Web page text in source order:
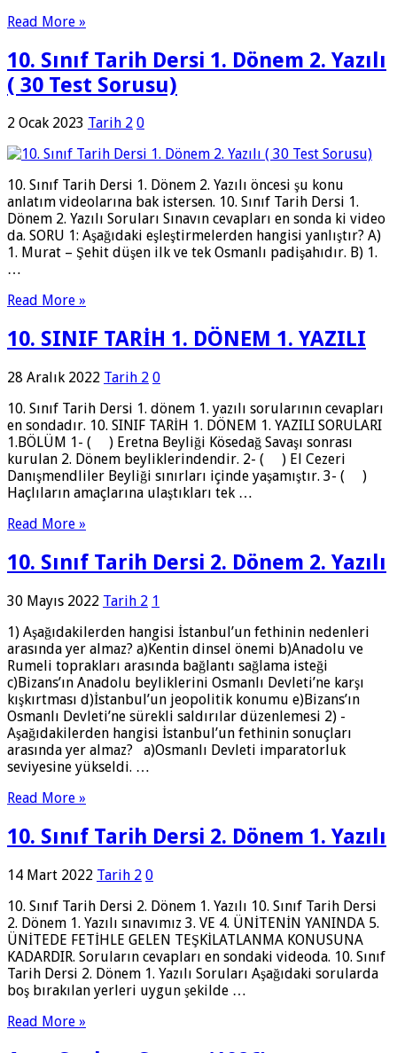
Read More »
10. Sınıf Tarih Dersi 1. Dönem 2. Yazılı
( 30 Test Sorusu)
2 Ocak 2023 Tarih 2 0
10. Sınıf Tarih Dersi 1. Dönem 2. Yazılı öncesi şu konu
anlatım videolarına bak istersen. 10. Sınıf Tarih Dersi 1.
Dönem 2. Yazılı Soruları Sınavın cevapları en sonda ki video
da. SORU 1: Aşağıdaki eşleştirmelerden hangisi yanlıştır? A)
1. Murat – Şehit düşen ilk ve tek Osmanlı padişahıdır. B) 1.
…
Read More »
10. SINIF TARİH 1. DÖNEM 1. YAZILI
28 Aralık 2022 Tarih 2 0
10. Sınıf Tarih Dersi 1. dönem 1. yazılı sorularının cevapları
en sondadır. 10. SINIF TARİH 1. DÖNEM 1. YAZILI SORULARI
1.BÖLÜM 1- ( ) Eretna Beyliği Kösedağ Savaşı sonrası
kurulan 2. Dönem beyliklerindendir. 2- ( ) El Cezeri
Danışmendliler Beyliği sınırları içinde yaşamıştır. 3- ( )
Haçlıların amaçlarına ulaştıkları tek …
Read More »
10. Sınıf Tarih Dersi 2. Dönem 2. Yazılı
30 Mayıs 2022 Tarih 2 1
1) Aşağıdakilerden hangisi İstanbul’un fethinin nedenleri
arasında yer almaz? a)Kentin dinsel önemi b)Anadolu ve
Rumeli toprakları arasında bağlantı sağlama isteği
c)Bizans’ın Anadolu beyliklerini Osmanlı Devleti’ne karşı
kışkırtması d)İstanbul’un jeopolitik konumu e)Bizans’ın
Osmanlı Devleti’ne sürekli saldırılar düzenlemesi 2) -
Aşağıdakilerden hangisi İstanbul’un fethinin sonuçları
arasında yer almaz? a)Osmanlı Devleti imparatorluk
seviyesine yükseldi. …
Read More »
10. Sınıf Tarih Dersi 2. Dönem 1. Yazılı
14 Mart 2022 Tarih 2 0
10. Sınıf Tarih Dersi 2. Dönem 1. Yazılı 10. Sınıf Tarih Dersi
2. Dönem 1. Yazılı sınavımız 3. VE 4. ÜNİTENİN YANINDA 5.
ÜNİTEDE FETİHLE GELEN TEŞKİLATLANMA KONUSUNA
KADARDIR. Soruların cevapları en sondaki videoda. 10. Sınıf
Tarih Dersi 2. Dönem 1. Yazılı Soruları Aşağıdaki sorularda
boş bırakılan yerleri uygun şekilde …
Read More »